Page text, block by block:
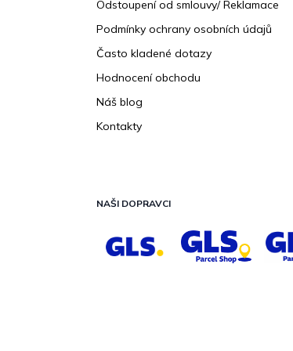
Odstoupení od smlouvy/ Reklamace
Podmínky ochrany osobních údajů
Často kladené dotazy
Hodnocení obchodu
Náš blog
Kontakty
NAŠI DOPRAVCI